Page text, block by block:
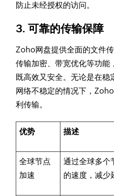
防止未经授权的访问。
3. 可靠的传输保障
Zoho网盘提供全面的文件
传输加密、带宽优化等功能
既高效又安全。无论是在稳
网络不稳定的情况下，
利传输。
优势 描述
全球节点
加速
通过全球多个
的速度，减少